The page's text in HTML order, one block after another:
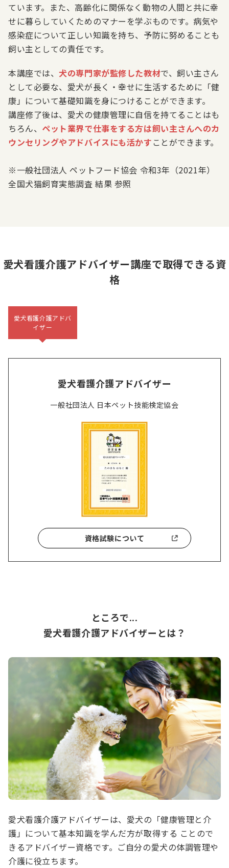
ています。また、高齢化に関係なく動物の人間と共に幸
せに暮らしていくためのマナーを学ぶものです。病気や
感染症について正しい知識を持ち、予防に努めることも
飼い主としての責任です。
本講座では、犬の専門家が監修した教材で、飼い主さん
として必要な、愛犬が長く・幸せに生活するために「健
康」について基礎知識を身につけることができます。
講座修了後は、愛犬の健康管理に自信を持てることはも
ちろん、 ペット業界で仕事をする方は飼い主さんへのカ
ウンセリングやアドバイスにも活かす ことができます。
※一般社団法人 ペットフード協会 令和3年（2021年）
全国犬猫飼育実態調査 結果 参照
愛犬看護介護アドバイザー講座で取得できる資
格
愛犬看護介護アドバ
イザー
愛犬看護介護アドバイザー
一般社団法人 日本ペット技能検定協会
資格試験について
ところで...
愛犬看護介護アドバイザーとは？
愛犬看護介護アドバイザーは、愛犬の「健康管理と介
護」について基本知識を学んだ方が取得する ことので
きるアドバイザー資格です。ご自分の愛犬の体調管理や
介護に役立ちます。